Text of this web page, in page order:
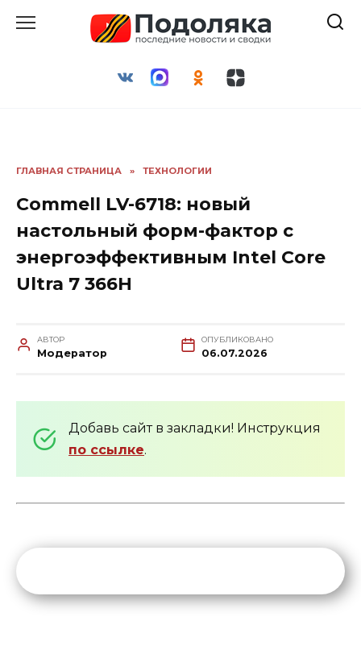
ГЛАВНАЯ СТРАНИЦА » ТЕХНОЛОГИИ
Commell LV-6718: новый
настольный форм-фактор с
энергоэффективным Intel Core
Ultra 7 366H
АВТОР
Модератор
ОПУБЛИКОВАНО
06.07.2026
Добавь сайт в закладки! Инструкция
по ссылке.